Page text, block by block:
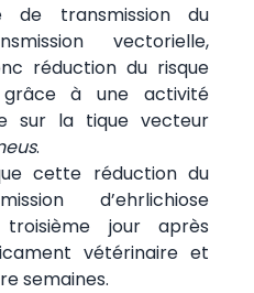
de transmission du
vectorielle,
réduction du risque
grâce à une activité
sur la tique vecteur
.
cette réduction du
d’ehrlichiose
jour après
vétérinaire et
semaines.